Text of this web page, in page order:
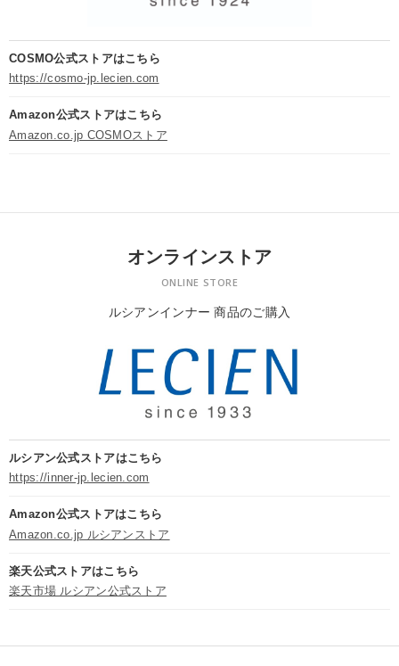
COSMO公式ストアはこちら
https://cosmo-jp.lecien.com
Amazon公式ストアはこちら
Amazon.co.jp COSMOストア
オンラインストア
ONLINE STORE
ルシアンインナー 商品のご購入
ルシアン公式ストアはこちら
https://inner-jp.lecien.com
Amazon公式ストアはこちら
Amazon.co.jp ルシアンストア
楽天公式ストアはこちら
楽天市場 ルシアン公式ストア